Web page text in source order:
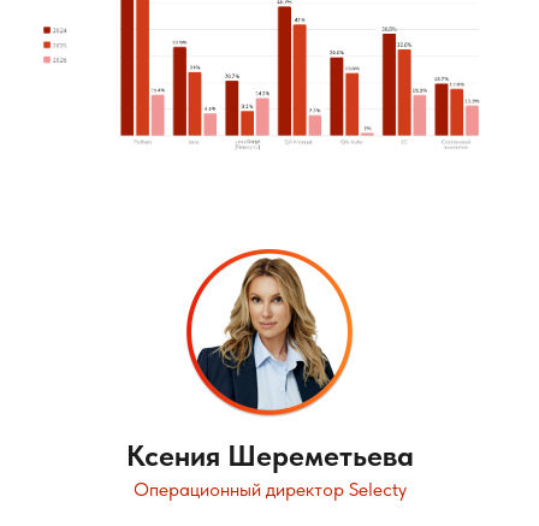
Ксения Шереметьева
Операционный директор Selecty